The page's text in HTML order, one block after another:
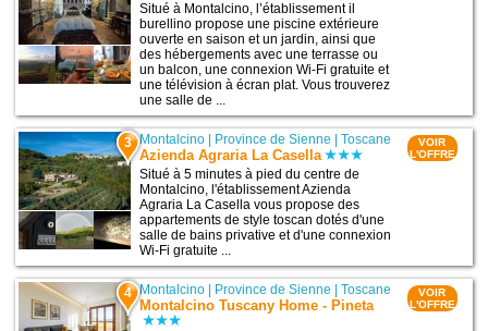
Situé à Montalcino, l’établissement il
burellino propose une piscine extérieure
ouverte en saison et un jardin, ainsi que
des hébergements avec une terrasse ou
un balcon, une connexion Wi-Fi gratuite et
une télévision à écran plat. Vous trouverez
une salle de ...
3 Montalcino Province de Sienne |Toscane
Azienda Agraria La Casella
Situé à 5 minutes à pied du centre de
Montalcino, l'établissement Azienda
Agraria La Casella vous propose des
appartements de style toscan dotés d'une
salle de bains privative et d'une connexion
Wi-Fi gratuite ...
VOIR
L'OFFRE
4 Montalcino Province de Sienne |Toscane
Montalcino Tuscany Home - Pineta
VOIR
L'OFFRE